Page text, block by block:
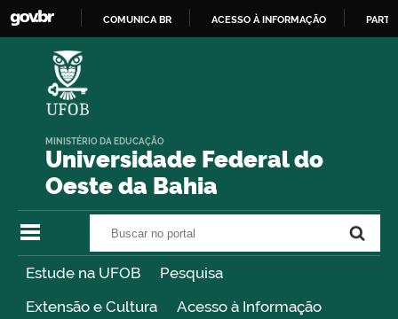
COMUNICA BR ACESSO À INFORMAÇÃO
Universidade Federal do
Oeste da Bahia
MINISTÉRIO DA EDUCAÇÃO
Estude na UFOB
Pesquisa
Extensão e Cultura
Acesso à Informação